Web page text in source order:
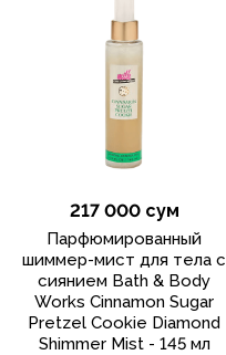
217 000 сум
Парфюмированный
шиммер-мист для тела с
сиянием Bath & Body
Works Cinnamon Sugar
Pretzel Cookie Diamond
Shimmer Mist - 145 мл